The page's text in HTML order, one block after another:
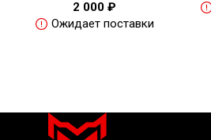
2 000 ₽
Ожидает поставки